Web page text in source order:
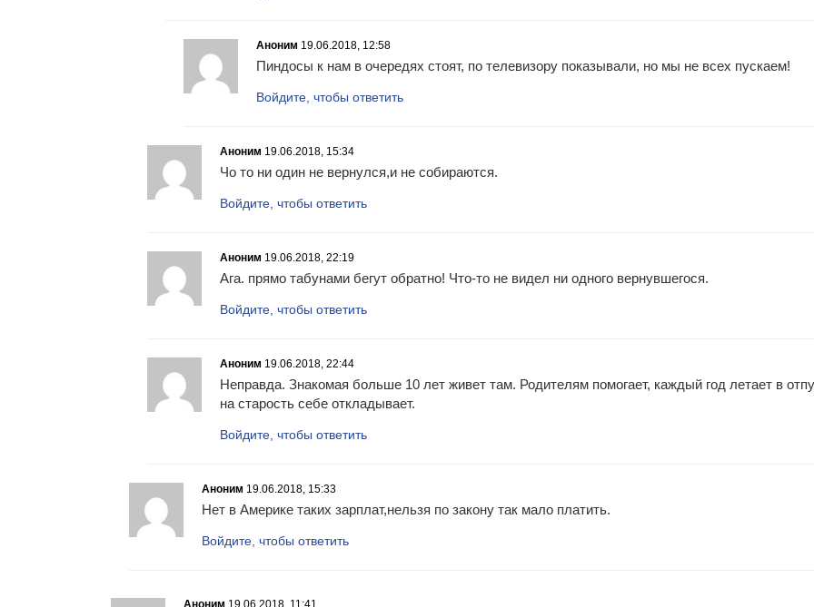
Аноним 19.06.2018, 12:58
Пиндосы к нам в очередях стоят, по телевизору показывали, но мы не всех пускаем!
Войдите, чтобы ответить
Аноним 19.06.2018, 15:34
Чо то ни один не вернулся,и не собираются.
Войдите, чтобы ответить
Аноним 19.06.2018, 22:19
Ага. прямо табунами бегут обратно! Что-то не видел ни одного вернувшегося.
Войдите, чтобы ответить
Аноним 19.06.2018, 22:44
Неправда. Знакомая больше 10 лет живет там. Родителям помогает, каждый год летает в
на старость себе откладывает.
Войдите, чтобы ответить
Аноним 19.06.2018, 15:33
Нет в Америке таких зарплат,нельзя по закону так мало платить.
Войдите, чтобы ответить
Аноним 19.06.2018, 11:41